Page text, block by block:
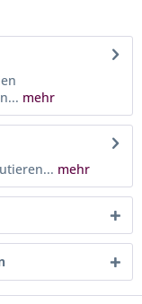
mehr
mehr